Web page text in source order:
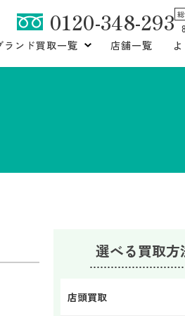
0120-348-293
ランド買取一覧
店舗一覧
選べる買取方
店頭買取